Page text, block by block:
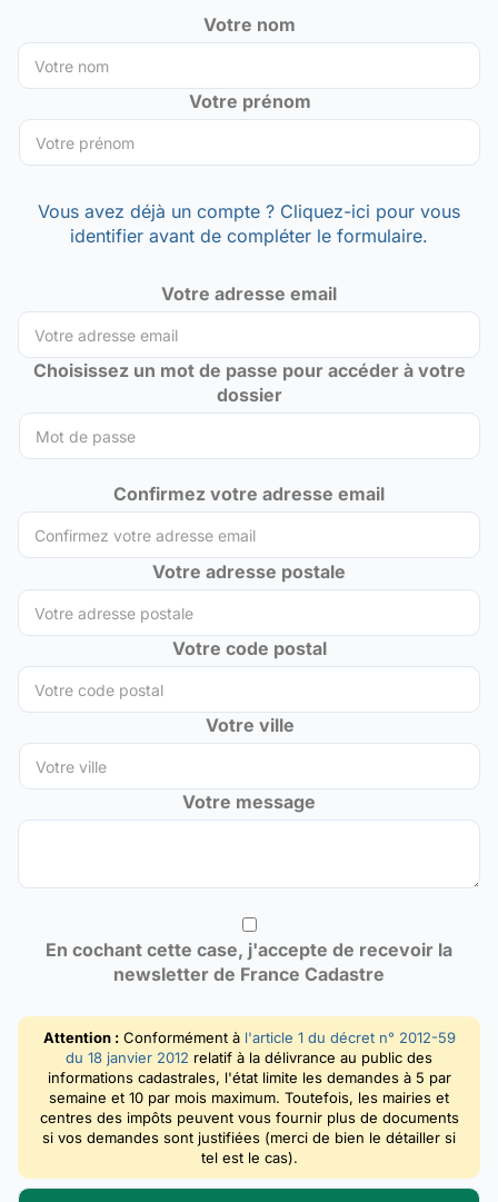
Votre nom
Votre prénom
Vous avez déjà un compte ? Cliquez-ici pour vous
identifier avant de compléter le formulaire.
Votre adresse email
Choisissez un mot de passe pour accéder à votre
dossier
Confirmez votre adresse email
Votre adresse postale
Votre code postal
Votre ville
Votre message
En cochant cette case, j'accepte de recevoir la
newsletter de France Cadastre
Attention :Conformément à l'article 1 du décret n° 2012-59
du 18 janvier 2012 relatif à la délivrance au public des
informations cadastrales, l'état limite les demandes à 5 par
semaine et 10 par mois maximum. Toutefois, les mairies et
centres des impôts peuvent vous fournir plus de documents
si vos demandes sont justifiées (merci de bien le détailler si
tel est le cas).